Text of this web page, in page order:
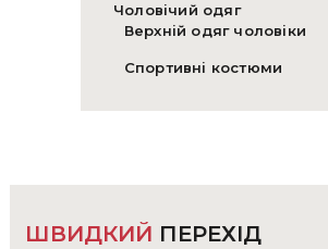
Чоловічий одяг
Верхній одяг чоловіки
Спортивні костюми
ШВИДКИЙ ПЕРЕХІД